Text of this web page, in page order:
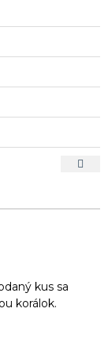
kus sa
korálok.